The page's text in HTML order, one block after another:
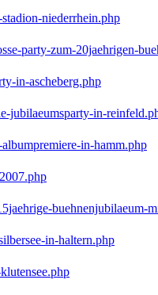
niederrhein.php
party-zum-20jaehrigen-
in-ascheberg.php
jubilaeumsparty-in-
in-hamm.php
buehnenjubilaeum-
in-haltern.php